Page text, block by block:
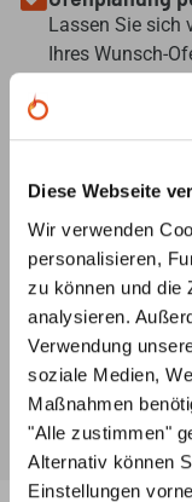
Diese Webseite
Wir verwenden
personalisieren,
zu können und die
analysieren.
Verwendung
soziale Medien,
Maßnahmen
"Alle zustimmen"
Alternativ können
Einstellungen
Lassen Sie sich
Ihres Wunsch-
Individuelle
Ihres Ofens
Unsere
Ersatzteilen für
auch bei der